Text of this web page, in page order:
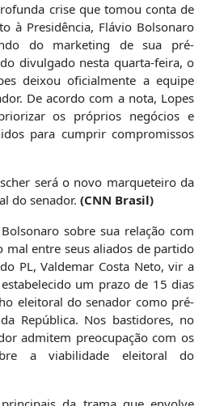
crise que tomou conta de
à Presidência, Flávio Bolsonaro
do marketing de sua pré-
divulgado nesta quarta-feira, o
deixou oficialmente a equipe
De acordo com a nota, Lopes
os próprios negócios e
para cumprir compromissos
será o novo marqueteiro da
do senador. (CNN Brasil)
sobre sua relação com
mal entre seus aliados de partido
PL, Valdemar Costa Neto, vir a
um prazo de 15 dias
eleitoral do senador como pré-
República. Nos bastidores, no
admitem preocupação com os
a viabilidade eleitoral do